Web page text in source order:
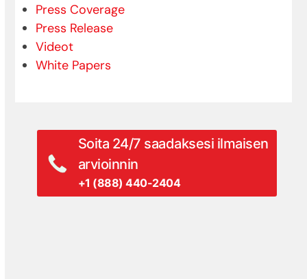
Press Coverage
Press Release
Videot
White Papers
Soita 24/7 saadaksesi ilmaisen
arvioinnin
+1 (888) 440-2404